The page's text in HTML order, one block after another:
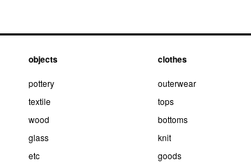
objects
pottery
textile
wood
glass
etc
clothes
outerwear
tops
bottoms
knit
goods